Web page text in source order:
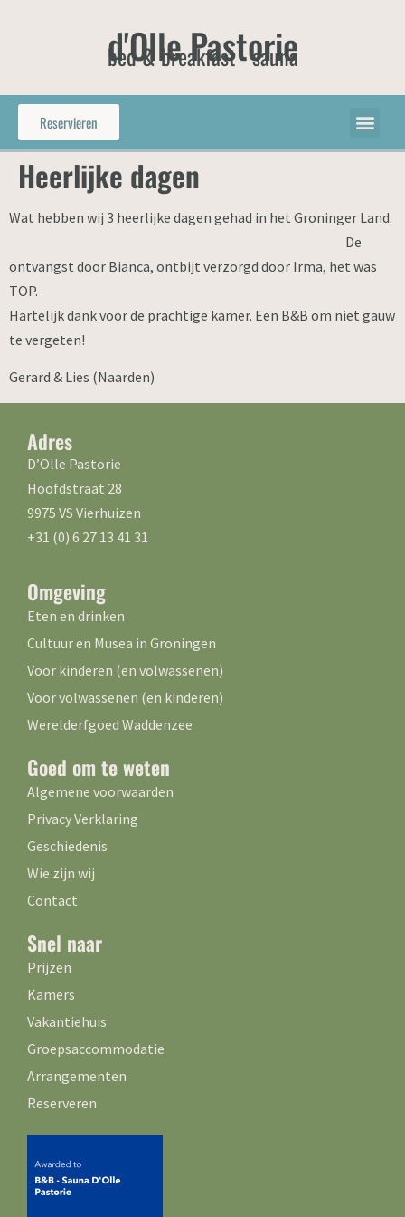
d'Olle Pastorie
bed & breakfast - sauna
Reservieren
Heerlijke dagen
Wat hebben wij 3 heerlijke dagen gehad in het Groninger Land.
De
ontvangst door Bianca, ontbijt verzorgd door Irma, het was
TOP.
Hartelijk dank voor de prachtige kamer. Een B&B om niet gauw
te vergeten!
Gerard & Lies (Naarden)
Adres
D’Olle Pastorie
Hoofdstraat 28
9975 VS Vierhuizen
+31 (0) 6 27 13 41 31
Omgeving
Eten en drinken
Cultuur en Musea in Groningen
Voor kinderen (en volwassenen)
Voor volwassenen (en kinderen)
Werelderfgoed Waddenzee
Goed om te weten
Algemene voorwaarden
Privacy Verklaring
Geschiedenis
Wie zijn wij
Contact
Snel naar
Prijzen
Kamers
Vakantiehuis
Groepsaccommodatie
Arrangementen
Reserveren